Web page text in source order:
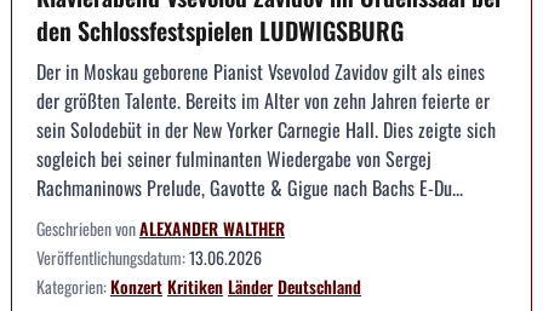
den Schlossfestspielen LUDWIGSBURG
Der in Moskau geborene Pianist Vsevolod Zavidov gilt als eines
der größten Talente. Bereits im Alter von zehn Jahren feierte er
sein Solodebüt in der New Yorker Carnegie Hall. Dies zeigte sich
sogleich bei seiner fulminanten Wiedergabe von Sergej
Rachmaninows Prelude, Gavotte & Gigue nach Bachs E-Du...
Geschrieben vonALEXANDER WALTHER
Veröffentlichungsdatum:13.06.2026
Kategorien:KonzertKritikenLänderDeutschland